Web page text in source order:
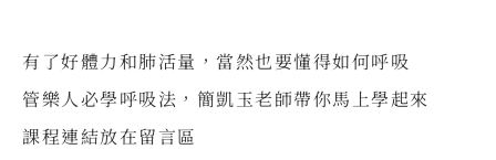
有了好體力和肺活量，當然也要懂得如何呼吸
管樂人必學呼吸法，簡凱玉老師帶你馬上學起來
課程連結放在留言區